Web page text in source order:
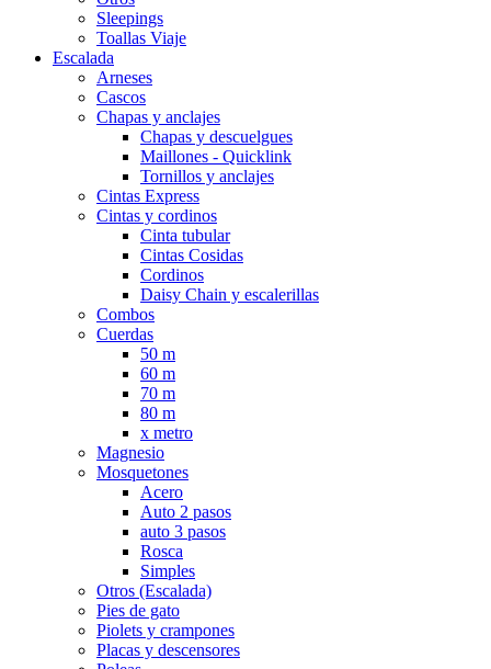
Sleepings
Toallas Viaje
Escalada
Arneses
Cascos
Chapas y anclajes
Chapas y descuelgues
Maillones - Quicklink
Tornillos y anclajes
Cintas Express
Cintas y cordinos
Cinta tubular
Cintas Cosidas
Cordinos
Daisy Chain y escalerillas
Combos
Cuerdas
50 m
60 m
70 m
80 m
x metro
Magnesio
Mosquetones
Acero
Auto 2 pasos
auto 3 pasos
Rosca
Simples
Otros (Escalada)
Pies de gato
Piolets y crampones
Placas y descensores